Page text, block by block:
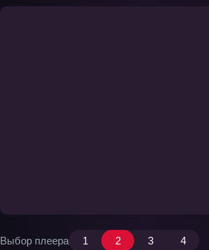
Выбор плеера 1 2 3 4